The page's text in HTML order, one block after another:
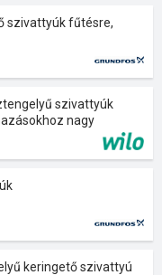
szivattyúk fűtésre,
szivattyúk
nagy
keringető szivattyú